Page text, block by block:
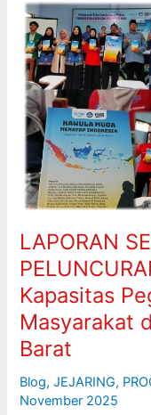
LAPORAN
Kapasitas
Masyarakat
Barat
Blog,JEJARING,
November 2025
LAPORAN
SEMINAR
PUBLIK
DAN
PELUNCURAN
BUKU:
Peningkatan
Kapasitas
Pegiat
Literasi
di
Kota
Banjar
Jawa
Barat